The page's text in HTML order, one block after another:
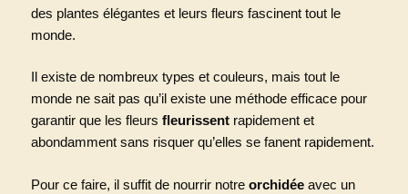
des plantes élégantes et leurs fleurs fascinent tout le
monde.
Il existe de nombreux types et couleurs, mais tout le
monde ne sait pas qu’il existe une méthode efficace pour
garantir que les fleursfleurissent rapidement et
abondamment sans risquer qu’elles se fanent rapidement.
Pour ce faire, il suffit de nourrir notreorchidée avec un